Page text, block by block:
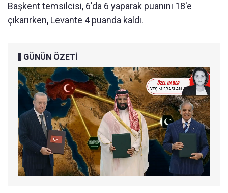
Başkent temsilcisi, 6'da 6 yaparak puanını 18'e
çıkarırken, Levante 4 puanda kaldı.
GÜNÜN ÖZETİ